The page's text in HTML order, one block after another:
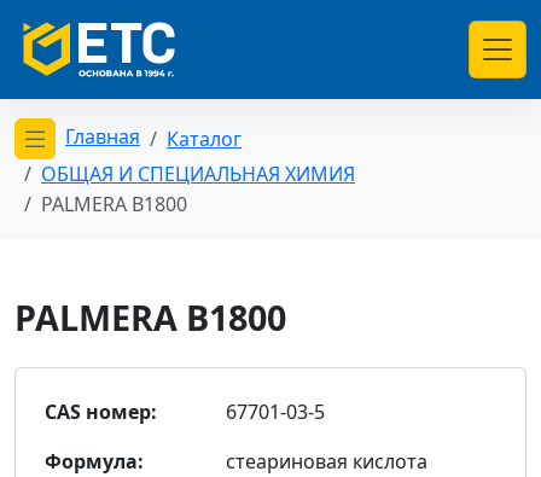
Открыть меню категорий
Главная
Каталог
ОБЩАЯ И СПЕЦИАЛЬНАЯ ХИМИЯ
PALMERA B1800
PALMERA B1800
CAS номер:
67701-03-5
Формула:
cтеариновая кислота